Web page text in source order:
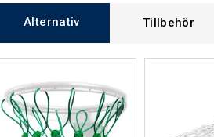
Alternativ Tillbehör